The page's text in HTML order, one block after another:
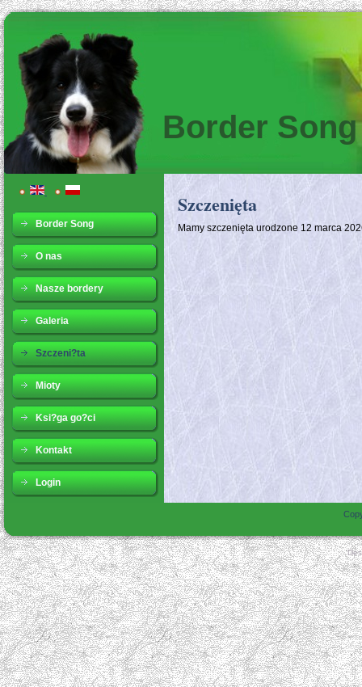
Border Song
Border Song
O nas
Nasze bordery
Galeria
Szczeni?ta
Mioty
Ksi?ga go?ci
Kontakt
Login
Szczenięta
Mamy szczenięta urodzone 12 marca